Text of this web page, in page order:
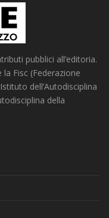
pubblici all’editoria.
Fisc (Federazione
dell’Autodisciplina
della